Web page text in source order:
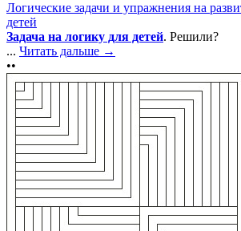
Логические задачи и упражнения на
детей
Задача на логику для детей. Решили?
... Читать дальше →
••